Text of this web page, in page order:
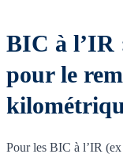
BIC à l’IR
pour le
Pour les BIC à l’IR